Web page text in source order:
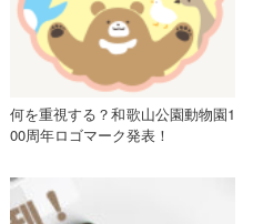
何を重視する？和歌山公園動物園1
00周年ロゴマーク発表！